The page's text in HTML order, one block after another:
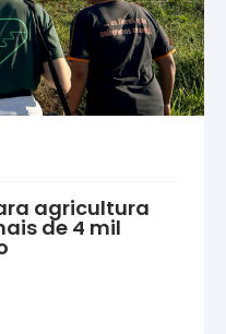
agricultura
de 4 mil